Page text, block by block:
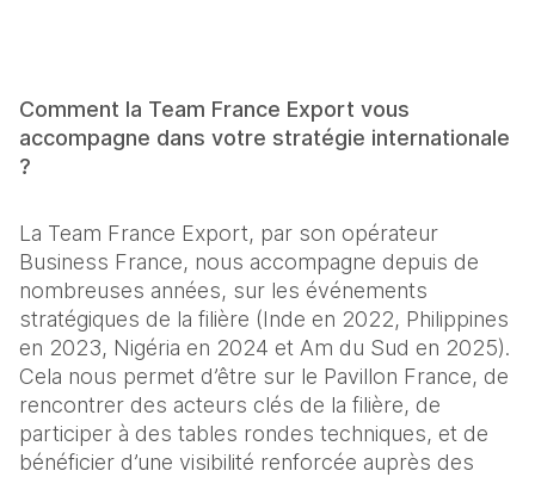
Comment la Team France Export vous
accompagne dans votre stratégie internationale
?
La Team France Export, par son opérateur
Business France, nous accompagne depuis de
nombreuses années, sur les événements
stratégiques de la filière (Inde en 2022, Philippines
en 2023, Nigéria en 2024 et Am du Sud en 2025).
Cela nous permet d’être sur le Pavillon France, de
rencontrer des acteurs clés de la filière, de
participer à des tables rondes techniques, et de
bénéficier d’une visibilité renforcée auprès des